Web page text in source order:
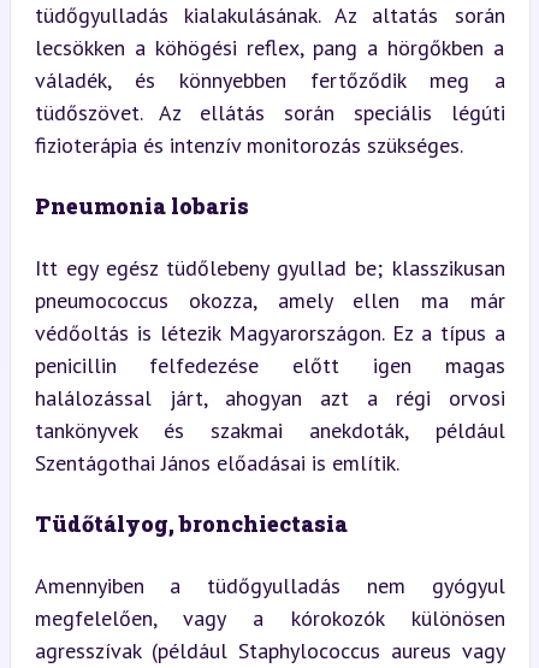
tüdőgyulladás kialakulásának. Az altatás során
lecsökken a köhögési reflex, pang a hörgőkben a
váladék, és könnyebben fertőződik meg a
tüdőszövet. Az ellátás során speciális légúti
fizioterápia és intenzív monitorozás szükséges.
Pneumonia lobaris
Itt egy egész tüdőlebeny gyullad be; klasszikusan
pneumococcus okozza, amely ellen ma már
védőoltás is létezik Magyarországon. Ez a típus a
penicillin felfedezése előtt igen magas
halálozással járt, ahogyan azt a régi orvosi
tankönyvek és szakmai anekdoták, például
Szentágothai János előadásai is említik.
Tüdőtályog, bronchiectasia
Amennyiben a tüdőgyulladás nem gyógyul
megfelelően, vagy a kórokozók különösen
agresszívak (például Staphylococcus aureus vagy